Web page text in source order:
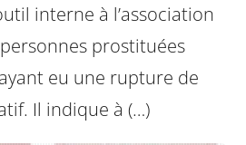
interne à l’association
prostituées
eu une rupture de
Il indique à (…)